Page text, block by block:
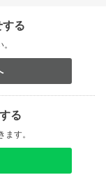
する
る
す。